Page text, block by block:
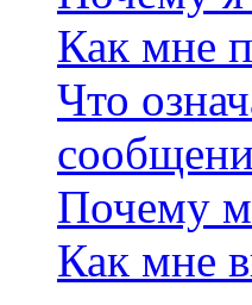
Как мне
Что
Почему
Как мне